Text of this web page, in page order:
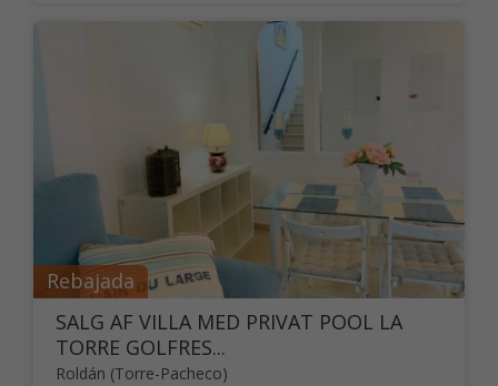
Rebajada
SALG AF VILLA MED PRIVAT POOL LA
TORRE GOLFRES...
Roldán (Torre-Pacheco)